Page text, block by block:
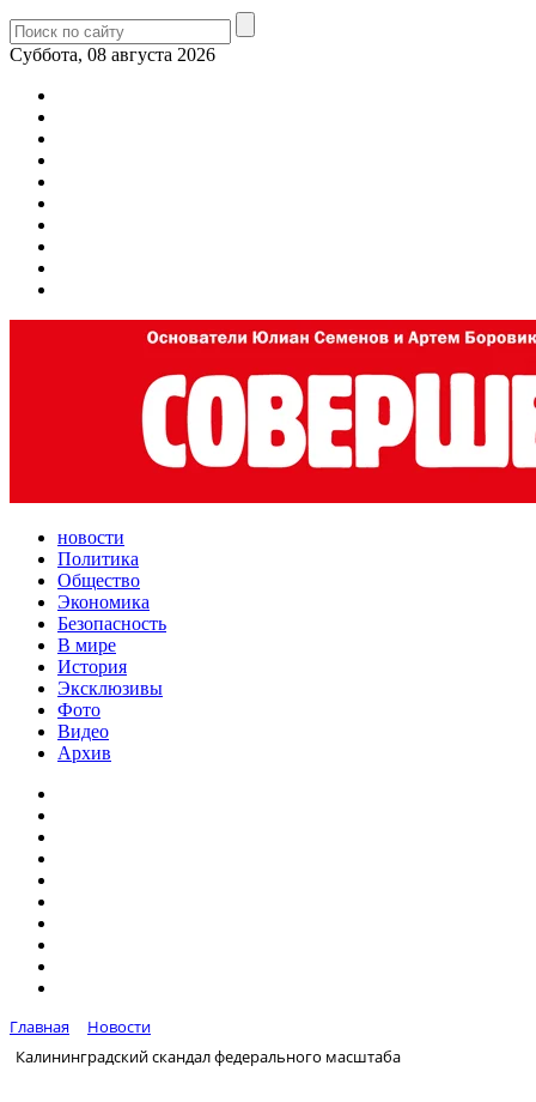
Суббота, 08 августа 2026
новости
Политика
Общество
Экономика
Безопасность
В мире
История
Эксклюзивы
Фото
Видео
Архив
Главная
Новости
Калининградский скандал федерального масштаба